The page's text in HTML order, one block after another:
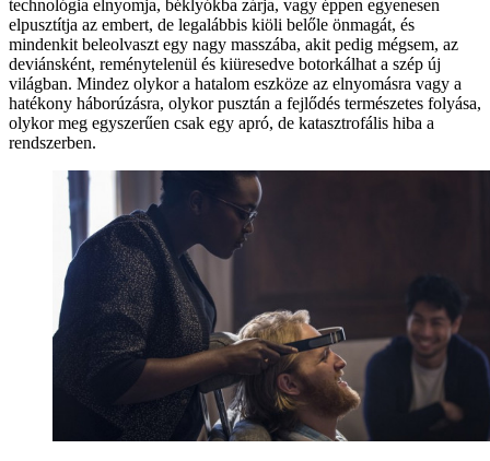
technológia elnyomja, béklyókba zárja, vagy éppen egyenesen
elpusztítja az embert, de legalábbis kiöli belőle önmagát, és
mindenkit beleolvaszt egy nagy masszába, akit pedig mégsem, az
deviánsként, reménytelenül és kiüresedve botorkálhat a szép új
világban. Mindez olykor a hatalom eszköze az elnyomásra vagy a
hatékony háborúzásra, olykor pusztán a fejlődés természetes folyása,
olykor meg egyszerűen csak egy apró, de katasztrofális hiba a
rendszerben.